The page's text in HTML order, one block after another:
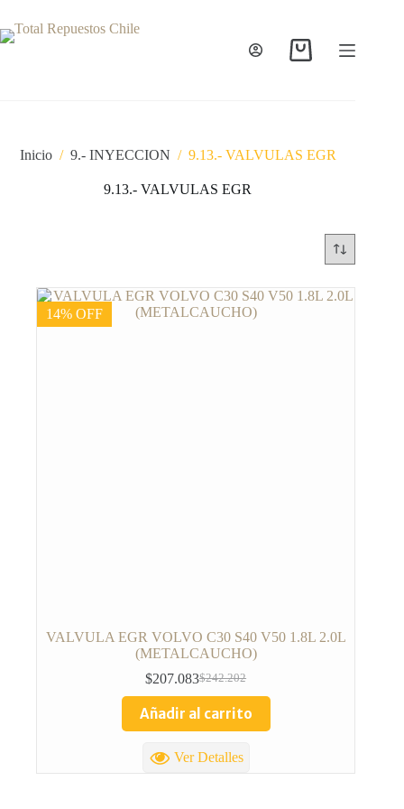
Inicio / 9.- INYECCION / 9.13.- VALVULAS EGR
9.13.- VALVULAS EGR
14% OFF
VALVULA EGR VOLVO C30 S40 V50 1.8L 2.0L
(METALCAUCHO)
$242.202
$207.083
Añadir al carrito
Ver Detalles